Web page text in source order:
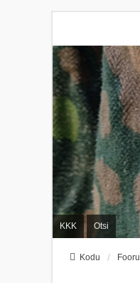
KKK Otsi
Kodu